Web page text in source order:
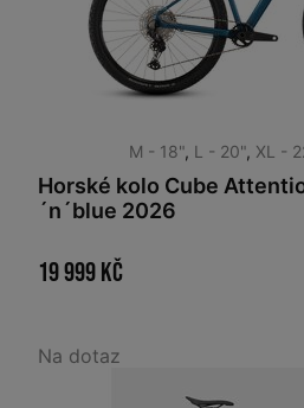
M - 18", L - 20", XL -
Horské kolo Cube
´n´blue 2026
19 999 Kč
Na dotaz